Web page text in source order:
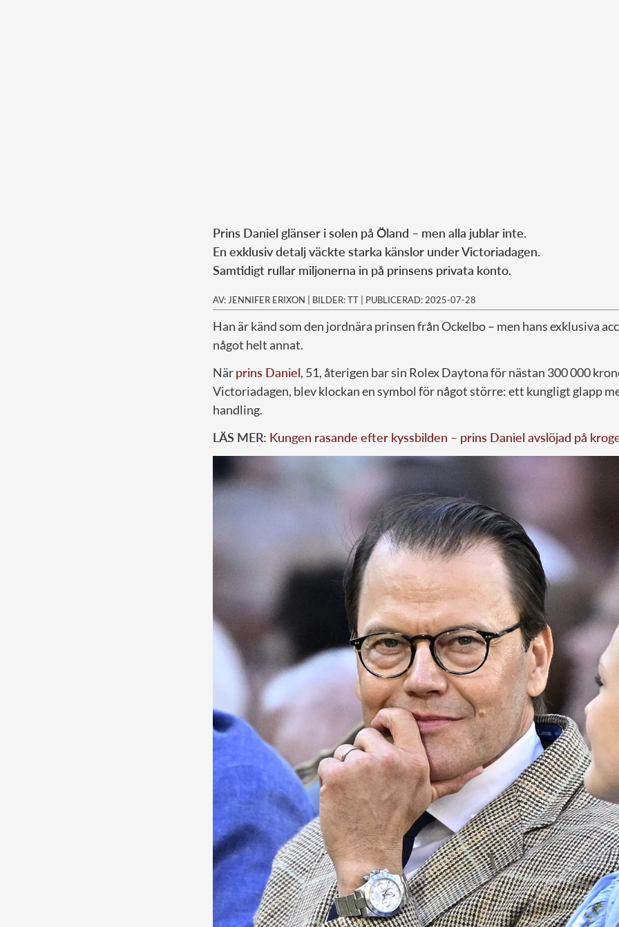
Prins Daniel glänser i solen på Öland – men alla jublar inte.
En exklusiv detalj väckte starka känslor under Victoriadagen.
Samtidigt rullar miljonerna in på prinsens privata konto.
AV: JENNIFER ERIXON | BILDER: TT | PUBLICERAD: 2025-07-28
Han är känd som den jordnära prinsen från Ockelbo – men hans exklusiva
något helt annat.
Närprins Daniel, 51, återigen bar sin Rolex Daytona för nästan 300 000
Victoriadagen, blev klockan en symbol för något större: ett kungligt glapp
handling.
LÄS MER: Kungen rasande efter kyssbilden – prins Daniel avslöjad på